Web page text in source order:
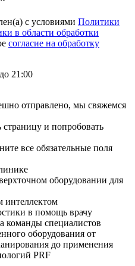
с условиями Политики
в области обработки
согласие на обработку
21:00
отправлено, мы свяжемся
и попробовать
все обязательные поля
оборудовании для
интеллектом
в помощь врачу
команды специалистов
оборудования от
до применения
PRF